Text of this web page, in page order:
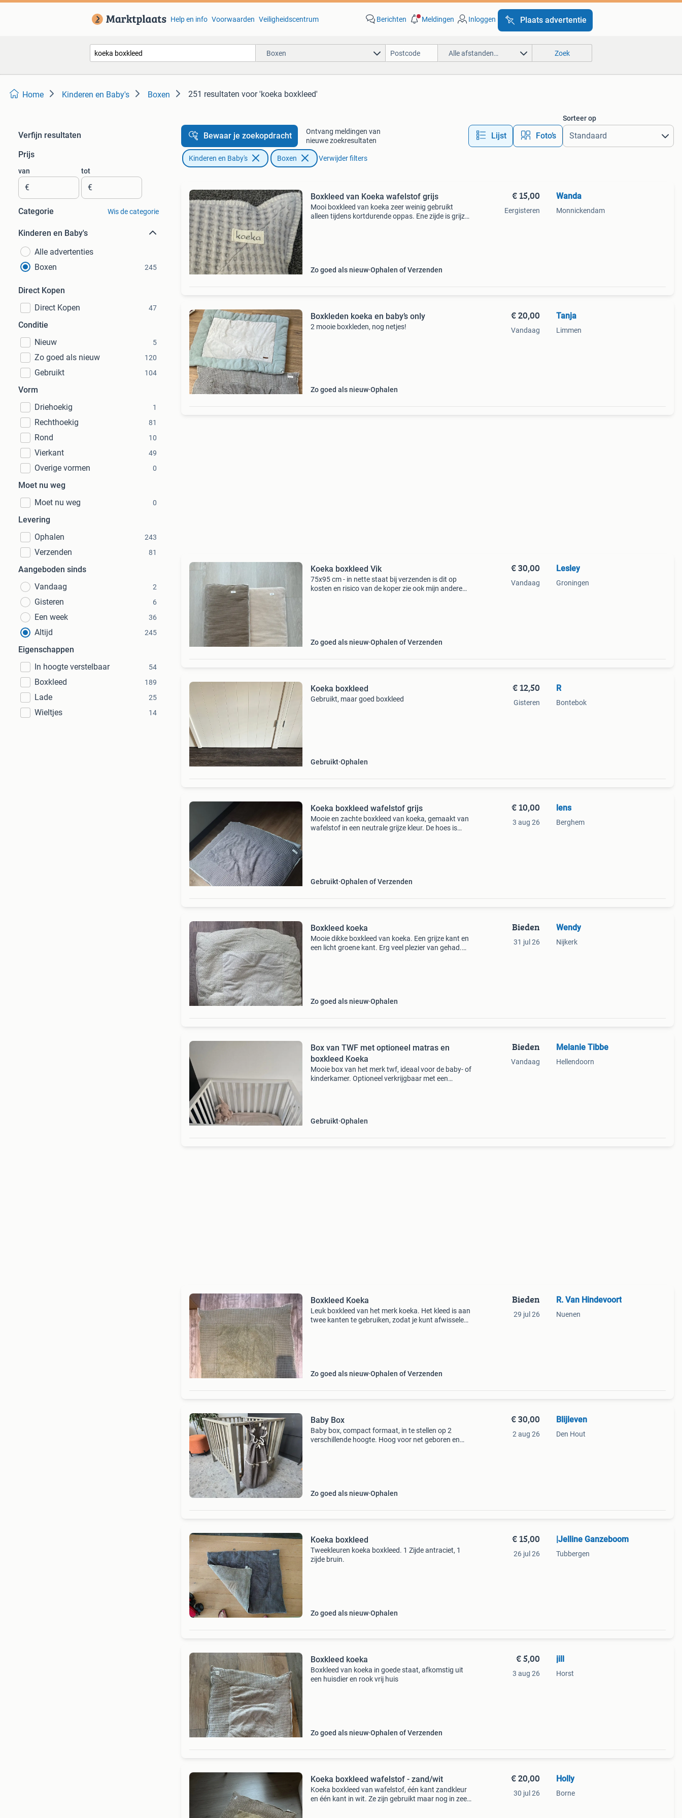
Help en info Voorwaarden Veiligheidscentrum Berichten Meldingen Inloggen Plaats advertentie
Boxen Alle afstanden… Zoek
Home Kinderen en Baby's Boxen 251 resultaten voor 'koeka boxkleed'
Verfijn resultaten
Prijs
van
€
tot
€
Categorie Wis de categorie
Kinderen en Baby's
Alle advertenties
Boxen
245
Direct Kopen
Direct Kopen
47
Conditie
Nieuw
5
Zo goed als nieuw 120
Gebruikt 104
Vorm
Driehoekig
1
Rechthoekig 81
Rond 10
Vierkant 49
Overige vormen 0
Moet nu weg
Moet nu weg
0
Levering
Ophalen
243
Verzenden 81
Aangeboden sinds
Vandaag
2
Gisteren 6
Een week 36
Altijd 245
Eigenschappen
In hoogte verstelbaar
54
Boxkleed 189
Lade 25
Wieltjes 14
Bewaar je zoekopdracht
Ontvang meldingen van
nieuwe zoekresultaten
Lijst Foto’s
Sorteer op
Kinderen en Baby's Boxen Verwijder filters
Boxkleed van Koeka wafelstof grijs
Mooi boxkleed van koeka zeer weinig gebruikt
alleen tijdens kortdurende oppas. Ene zijde is grijze
Zo goed als nieuw Ophalen of Verzenden
€ 15,00
Eergisteren
Wanda
Monnickendam
Boxkleden koeka en baby’s only
2 mooie boxkleden, nog netjes!
Zo goed als nieuw Ophalen
€ 20,00
Vandaag
Tanja
Limmen
Koeka boxkleed Vik
75x95 cm - in nette staat bij verzenden is dit op
kosten en risico van de koper zie ook mijn andere
Zo goed als nieuw Ophalen of Verzenden
€ 30,00
Vandaag
Lesley
Groningen
Koeka boxkleed
Gebruikt, maar goed boxkleed
Gebruikt Ophalen
€ 12,50
Gisteren
R
Bontebok
Koeka boxkleed wafelstof grijs
Mooie en zachte boxkleed van koeka, gemaakt van
wafelstof in een neutrale grijze kleur. De hoes is
Gebruikt Ophalen of Verzenden
€ 10,00
3 aug 26
lens
Berghem
Boxkleed koeka
Mooie dikke boxkleed van koeka. Een grijze kant en
een licht groene kant. Erg veel plezier van gehad.
Zo goed als nieuw Ophalen
Bieden
31 jul 26
Wendy
Nijkerk
Box van TWF met optioneel matras en
boxkleed Koeka
Mooie box van het merk twf, ideaal voor de baby- of
kinderkamer. Optioneel verkrijgbaar met een
Gebruikt Ophalen
Bieden
Vandaag
Melanie Tibbe
Hellendoorn
Boxkleed Koeka
Leuk boxkleed van het merk koeka. Het kleed is aan
twee kanten te gebruiken, zodat je kunt afwisselen
Zo goed als nieuw Ophalen of Verzenden
Bieden
29 jul 26
R. Van Hindevoort
Nuenen
Baby Box
Baby box, compact formaat, in te stellen op 2
verschillende hoogte. Hoog voor net geboren en
Zo goed als nieuw Ophalen
€ 30,00
2 aug 26
Blijleven
Den Hout
Koeka boxkleed
Tweekleuren koeka boxkleed. 1 Zijde antraciet, 1
zijde bruin.
Zo goed als nieuw Ophalen
€ 15,00
26 jul 26
|Jelline Ganzeboom
Tubbergen
Boxkleed koeka
Boxkleed van koeka in goede staat, afkomstig uit
een huisdier en rook vrij huis
Zo goed als nieuw Ophalen of Verzenden
€ 5,00
3 aug 26
jill
Horst
Koeka boxkleed wafelstof - zand/wit
Koeka boxkleed van wafelstof, één kant zandkleur
en één kant in wit. Ze zijn gebruikt maar nog in zeer
€ 20,00
30 jul 26
Holly
Borne